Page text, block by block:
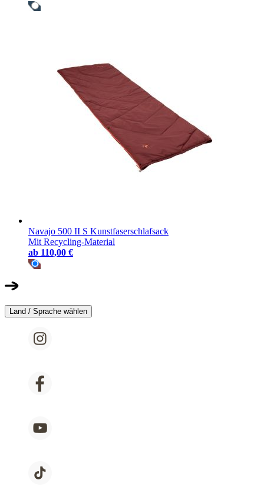
Navajo 500 II S Kunstfaserschlafsack
Mit Recycling-Material
ab 110,00 €
Land / Sprache wählen